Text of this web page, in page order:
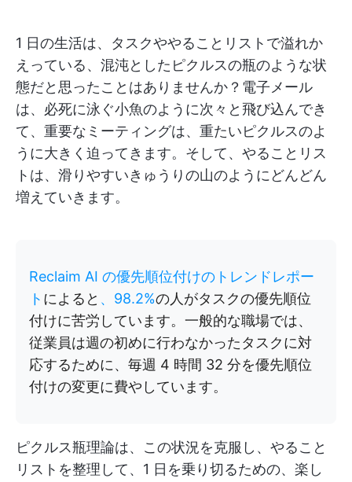
1 日の生活は、タスクややることリストで溢れか
えっている、混沌としたピクルスの瓶のような状
態だと思ったことはありませんか？電子メール
は、必死に泳ぐ小魚のように次々と飛び込んでき
て、重要なミーティングは、重たいピクルスのよ
うに大きく迫ってきます。そして、やることリス
トは、滑りやすいきゅうりの山のようにどんどん
増えていきます。
Reclaim AI の優先順位付けのトレンドレポー
ト によると 、98.2%の人がタスクの優先順位
付けに苦労しています。一般的な職場では、
従業員は週の初めに行わなかったタスクに対
応するために、毎週 4 時間 32 分を優先順位
付けの変更に費やしています。
ピクルス瓶理論は、この状況を克服し、やること
リストを整理して、1 日を乗り切るための、楽し